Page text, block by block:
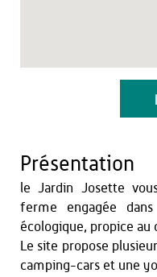
Présentation
le Jardin Josette
ferme engagée
écologique, propice au
Le site propose
camping-cars et une